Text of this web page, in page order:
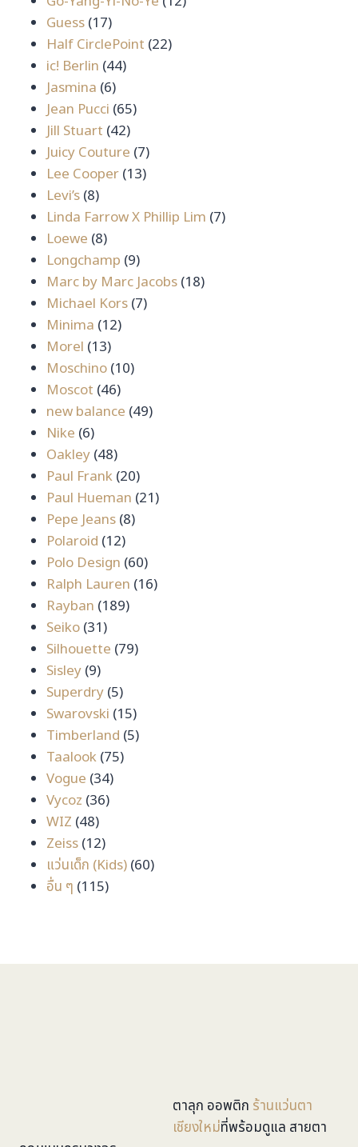
Guess 1717
สินค้า
Half CirclePoint 2222
ic! Berlin 4444
Jasmina 66
สินค้า
Jean Pucci 6565
Jill Stuart 4242
สินค้า
Juicy Couture 77
สินค้า
Lee Cooper 1313
Levi’s 88
สินค้า
Linda Farrow X Phillip Lim 77
Loewe 88
สินค้า
Longchamp 99
สินค้า
Marc by Marc Jacobs 1818
Michael Kors 77
Minima 1212
Morel 1313
สินค้า
Moschino 1010
Moscot 4646
สินค้า
new balance 4949
Nike 66
สินค้า
Oakley 4848
สินค้า
Paul Frank 2020
สินค้า
Paul Hueman 2121
Pepe Jeans 88
Polaroid 1212
สินค้า
Polo Design 6060
สินค้า
Ralph Lauren 1616
Rayban 189189
Seiko 3131
สินค้า
Silhouette 7979
Sisley 99
สินค้า
Superdry 55
สินค้า
Swarovski 1515
สินค้า
Timberland 55
Taalook 7575
Vogue 3434
สินค้า
Vycoz 3636
WIZ 4848
สินค้า
Zeiss 1212
สินค้า
แว่นเด็ก (Kids) 6060
อื่น ๆ 115115
ตาลุก ออพติก ร้านแว่นตา
เชียงใหม่ที่พร้อมดูแล สายตา